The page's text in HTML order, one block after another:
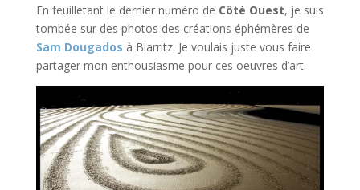
En feuilletant le dernier numéro de Côté Ouest, je suis
tombée sur des photos des créations éphémères de
Sam Dougados à Biarritz. Je voulais juste vous faire
partager mon enthousiasme pour ces oeuvres d’art.